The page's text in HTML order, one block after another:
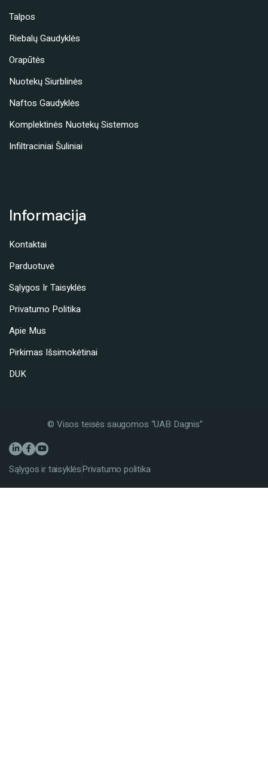
Talpos
Riebalų Gaudyklės
Orapūtės
Nuotekų Siurblinės
Naftos Gaudyklės
Komplektinės Nuotekų Sistemos
Infiltraciniai Šuliniai
Informacija
Kontaktai
Parduotuvė
Sąlygos Ir Taisyklės
Privatumo Politika
Apie Mus
Pirkimas Išsimokėtinai
DUK
© Visos teisės saugomos “UAB Dagnis”
Sąlygos ir taisyklėsPrivatumo politika